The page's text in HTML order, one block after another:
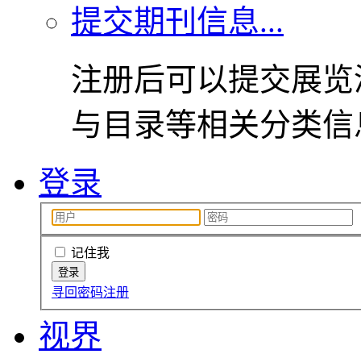
提交期刊信息...
注册后可以提交展
与目录等相关分类
登录
记住我
寻回密码注册
视界